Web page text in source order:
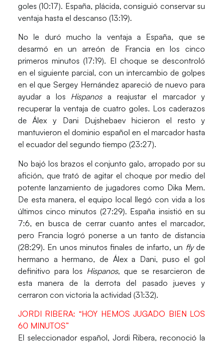
goles (10:17). España, plácida, consiguió conservar su
ventaja hasta el descanso (13:19).
No le duró mucho la ventaja a España, que se
desarmó en un arreón de Francia en los cinco
primeros minutos (17:19). El choque se descontroló
en el siguiente parcial, con un intercambio de golpes
en el queSergey Hernández apareció de nuevo para
ayudar a los Hispanos a reajustar el marcador y
recuperar la ventaja de cuatro goles. Los caderazos
de Álex y Dani Dujshebaevhicieron el resto y
mantuvieron el dominio español en el marcador hasta
el ecuador del segundo tiempo (23:27).
No bajó los brazos el conjunto galo, arropado por su
afición, que trató de agitar el choque por medio del
potente lanzamiento de jugadores como Dika Mem.
De esta manera, el equipo local llegó con vida a los
últimos cinco minutos (27:29). España insistió en su
7:6, en busca de cerrar cuanto antes el marcador,
pero Francia logró ponerse a un tanto de distancia
(28:29). En unos minutos finales de infarto, un flyde
hermano a hermano, de Álex a Dani, puso el gol
definitivo para los Hispanos, que se resarcieron de
esta manera de la derrota del pasado jueves y
cerraron con victoria la actividad (31:32).
JORDI RIBERA: “HOY HEMOS JUGADO BIEN LOS
60 MINUTOS”
El seleccionador español, Jordi Ribera,reconoció la